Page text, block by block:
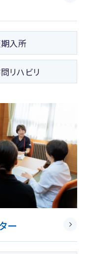
入所
リハビリ
ー